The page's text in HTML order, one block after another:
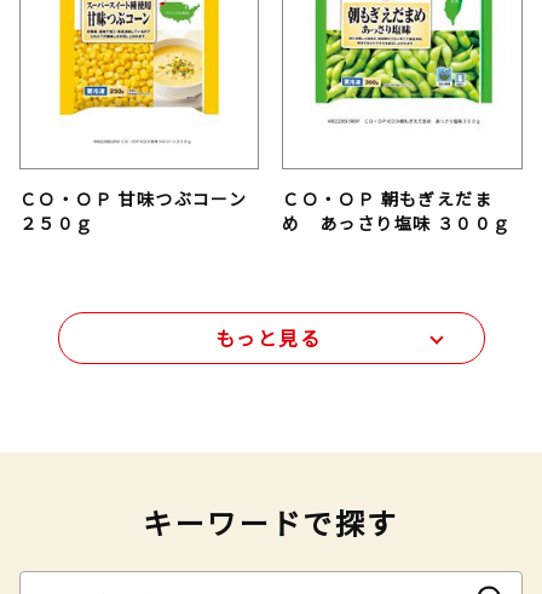
ＣＯ・ＯＰ 甘味つぶコーン
２５０ｇ
ＣＯ・ＯＰ 朝もぎえだま
め あっさり塩味 ３００ｇ
もっと見る
キーワードで探す